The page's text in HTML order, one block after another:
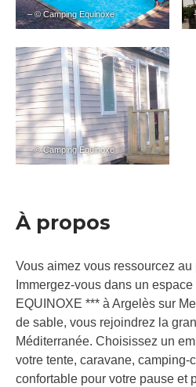
– © Camping Equinoxe
– © Camping Equinoxe
À propos
Vous aimez vous ressourcez
Immergez-vous dans un
EQUINOXE *** à Argelès sur
de sable, vous rejoindrez la
Méditerranée. Choisissez un
votre tente, caravane, camping-
confortable pour votre pause et